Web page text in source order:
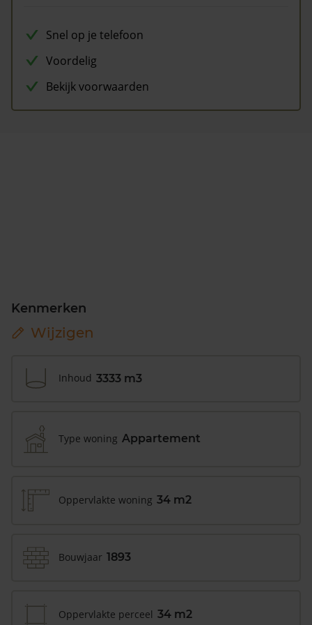
Snel op je telefoon
Voordelig
Bekijk voorwaarden
Kenmerken
Wijzigen
Inhoud 3333 m3
Type woning Appartement
Oppervlakte woning 34 m2
Bouwjaar 1893
Oppervlakte perceel 34 m2